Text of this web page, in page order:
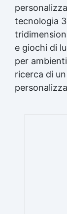
tecnologia
e giochi di
per
ricerca di